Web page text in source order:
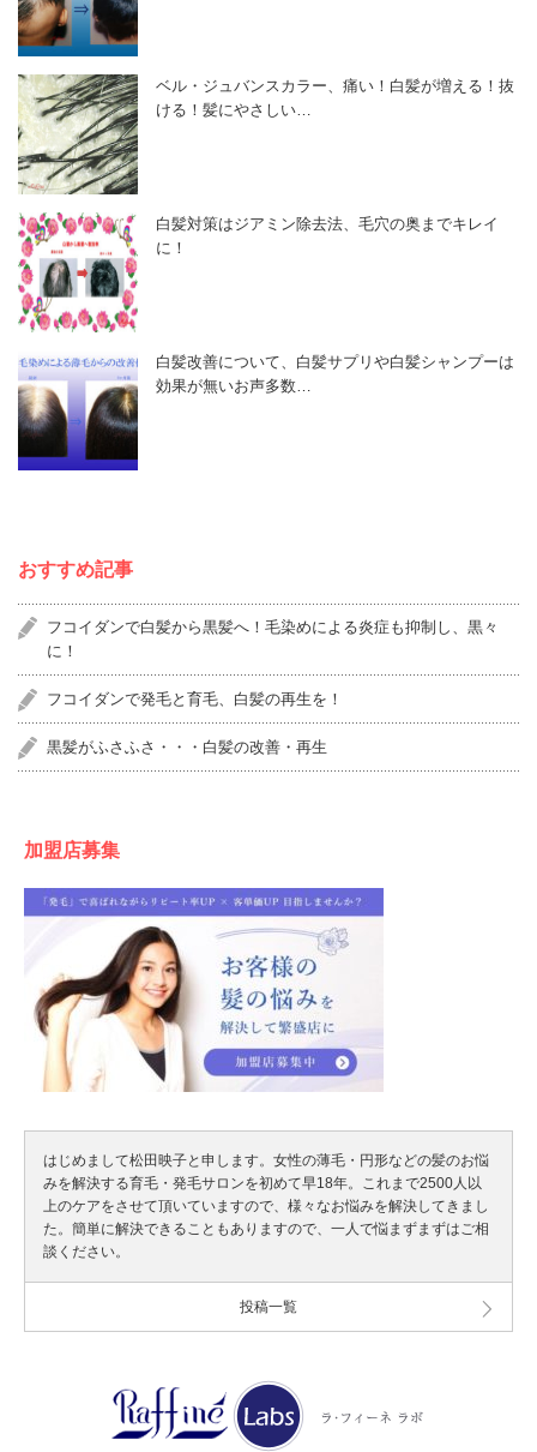
ベル・ジュバンスカラー、痛い！白髪が増える！抜
ける！髪にやさしい…
白髪対策はジアミン除去法、毛穴の奥までキレイ
に！
白髪改善について、白髪サプリや白髪シャンプーは
効果が無いお声多数…
おすすめ記事
フコイダンで白髪から黒髪へ！毛染めによる炎症も抑制し、黒々
に！
フコイダンで発毛と育毛、白髪の再生を！
黒髪がふさふさ・・・白髪の改善・再生
加盟店募集
はじめまして松田映子と申します。女性の薄毛・円形などの髪のお悩
みを解決する育毛・発毛サロンを初めて早18年。これまで2500人以
上のケアをさせて頂いていますので、様々なお悩みを解決してきまし
た。簡単に解決できることもありますので、一人で悩まずまずはご相
談ください。
投稿一覧